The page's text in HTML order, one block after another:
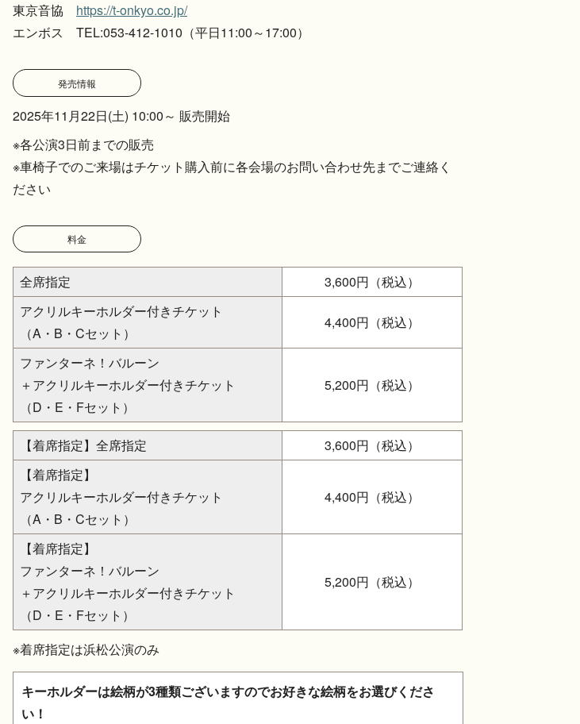
東京音協 https://t-onkyo.co.jp/
エンボス TEL:053-412-1010（平日11:00～17:00）
発売情報
2025年11月22日(土) 10:00～ 販売開始
※各公演3日前までの販売
※車椅子でのご来場はチケット購入前に各会場のお問い合わせ先までご連絡く
ださい
料金
全席指定 3,600円 （税込）
アクリルキーホルダー付きチケット
（A・B・Cセット）
4,400円 （税込）
ファンターネ！バルーン
＋アクリルキーホルダー付きチケット
（D・E・Fセット）
5,200円 （税込）
【着席指定】全席指定 3,600円 （税込）
【着席指定】
アクリルキーホルダー付きチケット
（A・B・Cセット）
4,400円 （税込）
【着席指定】
ファンターネ！バルーン
＋アクリルキーホルダー付きチケット
（D・E・Fセット）
5,200円 （税込）
※着席指定は浜松公演のみ
キーホルダーは絵柄が3種類ございますのでお好きな絵柄をお選びくださ
い！